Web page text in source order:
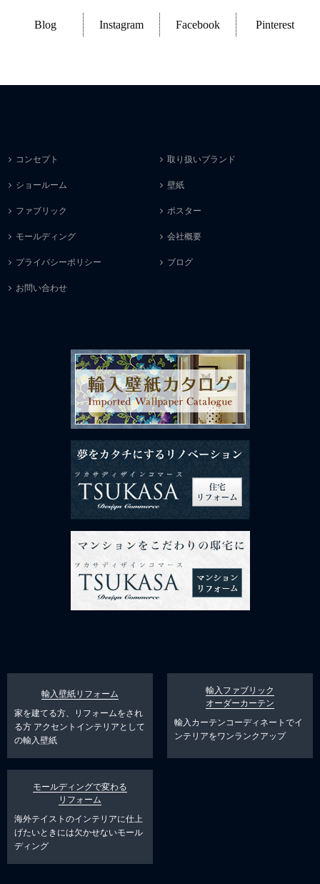
Blog Instagram Facebook Pinterest
コンセプト 取り扱いブランド
ショールーム 壁紙
ファブリック ポスター
モールディング 会社概要
プライバシーポリシー ブログ
お問い合わせ
輸入壁紙リフォーム
家を建てる方、リフォームをされ
る方 アクセントインテリアとして
の輸入壁紙
輸入ファブリック
オーダーカーテン
輸入カーテンコーディネートでイ
ンテリアをワンランクアップ
モールディングで変わる
リフォーム
海外テイストのインテリアに仕上
げたいときには欠かせないモール
ディング